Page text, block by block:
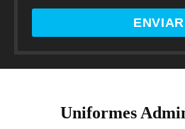
ENVIAR
Uniformes